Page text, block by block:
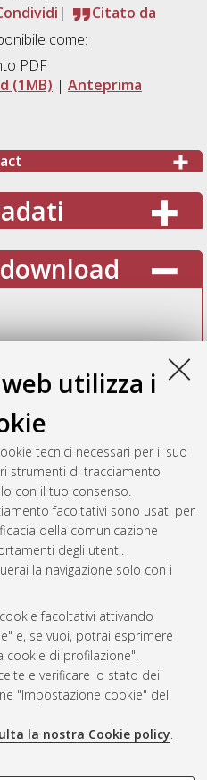
utilizza i
tecnici necessari per il suo
strumenti di tracciamento
con il tuo consenso.
facoltativi sono usati per
della comunicazione
degli utenti.
la navigazione solo con i
facoltativi attivando
e, se vuoi, potrai esprimere
cookie di profilazione".
e verificare lo stato dei
"Impostazione cookie" del
la nostra Cookie policy.
Citato da
come:
PDF
(1MB) | Anteprima
statistiche
R3P19R
e